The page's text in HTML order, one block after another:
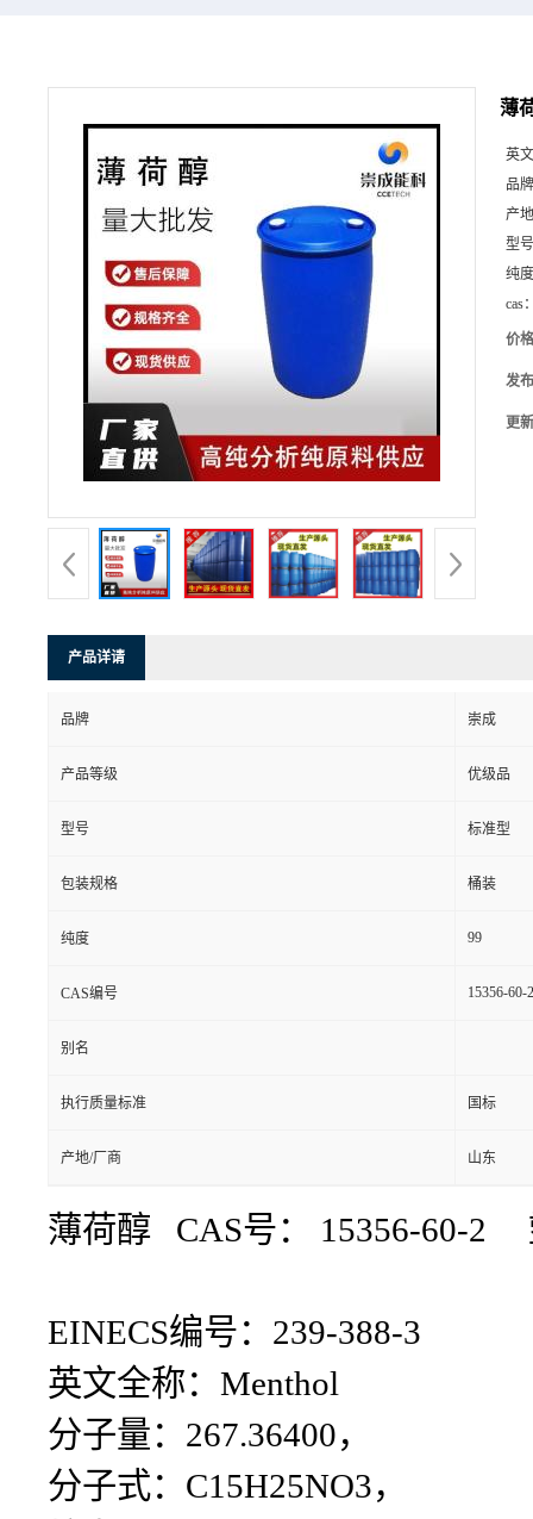
薄
英
品
产
型
纯
cas
价
发
更
产品详请
品牌 崇成
产品等级 优级品
型号 标准型
包装规格 桶装
纯度 99
CAS编号 15356-60-2
别名
执行质量标准 国标
产地/厂商 山东
薄荷醇 CAS号： 15356-60-2
EINECS编号：239-388-3
英文全称：Menthol
分子量：267.36400，
分子式：C15H25NO3，